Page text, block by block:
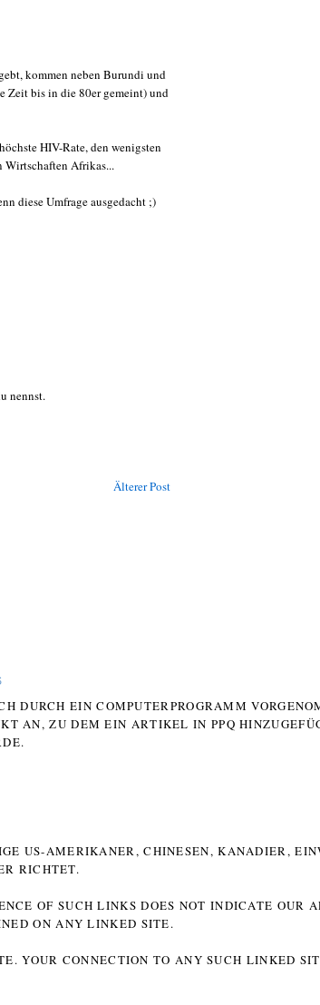
kommen neben Burundi und
Zeit bis in die 80er gemeint) und
HIV-Rate, den wenigsten
Wirtschaften Afrikas...
diese Umfrage ausgedacht ;)
nennst.
Älterer Post
DURCH EIN COMPUTERPROGRAMM
AN, ZU DEM EIN ARTIKEL IN PPQ
US-AMERIKANER, CHINESEN, KANADIER,
RICHTET.
OF SUCH LINKS DOES NOT INDICATE OUR
ON ANY LINKED SITE.
YOUR CONNECTION TO ANY SUCH LINKED